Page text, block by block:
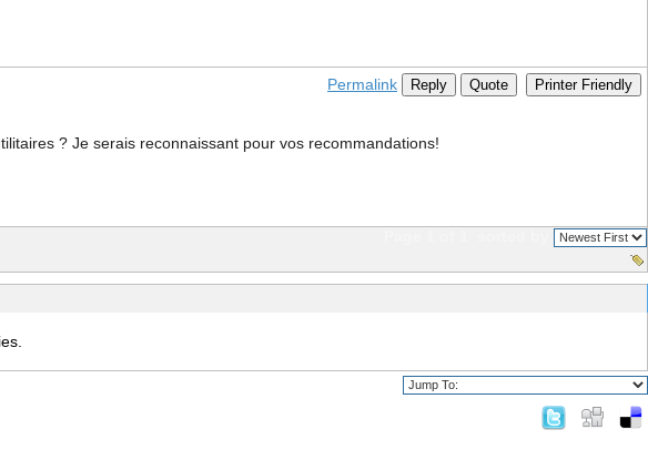
Permalink Reply Quote Printer Friendly
? Je serais reconnaissant pour vos recommandations!